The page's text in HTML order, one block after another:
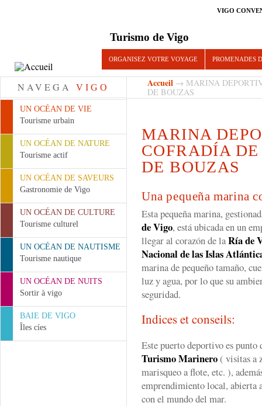
VIGO
Turismo de Vigo
ORGANISEZ VOTRE VOYAGE PROMENADES
NAVEGA VIGO
UN OCÉAN DE VIE
Tourisme urbain
UN OCÉAN DE NATURE
Tourisme actif
UN OCÉAN DE SAVEURS
Gastronomie de Vigo
UN OCÉAN DE CULTURE
Tourisme culturel
UN OCÉAN DE NAUTISME
Tourisme nautique
UN OCÉAN DE NUITS
Sortir à vigo
BAIE DE VIGO
Îles cíes
Accueil → MARINA
DE BOUZAS
MARINA
COFRADÍA
DE BOUZAS
Una pequeña marina
Esta pequeña marina,
de Vigo, está ubicada en un
llegar al corazón de laRía de
Nacional de las Islas
marina de pequeño tamaño,
luz y agua, por lo que su
seguridad.
Indices et conseils:
Este puerto deportivo es punto
Turismo Marinero( visitas a
marisqueo a flote, etc. ),
emprendimiento local, abierta
con el mundo del mar.